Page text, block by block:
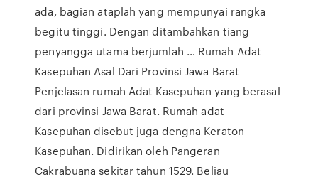
ada, bagian ataplah yang mempunyai rangka
begitu tinggi. Dengan ditambahkan tiang
penyangga utama berjumlah … Rumah Adat
Kasepuhan Asal Dari Provinsi Jawa Barat
Penjelasan rumah Adat Kasepuhan yang berasal
dari provinsi Jawa Barat. Rumah adat
Kasepuhan disebut juga dengna Keraton
Kasepuhan. Didirikan oleh Pangeran
Cakrabuana sekitar tahun 1529. Beliau